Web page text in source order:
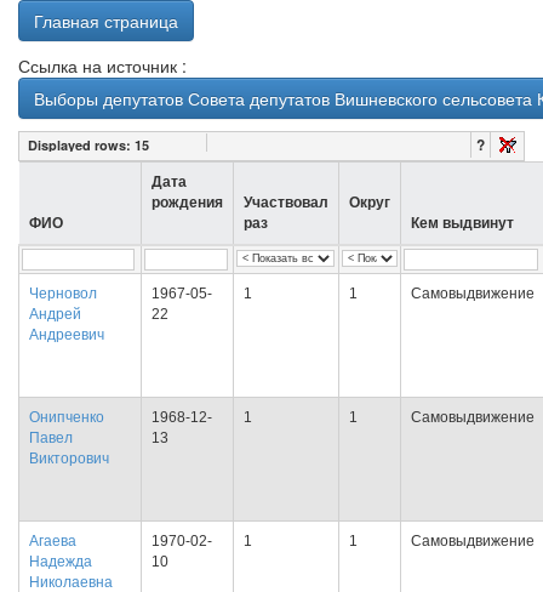
Главная страница
Ссылка на источник :
Выборы депутатов Совета депутатов Вишневского
Displayed rows: 15 ?
ФИО
Дата
рождения
Участвовал
раз
Округ
Кем выдвинут
Черновол
Андрей
Андреевич
1967-05-
22
1 1 Самовыдвижение
Онипченко
Павел
Викторович
1968-12-
13
1 1 Самовыдвижение
Агаева
Надежда
Николаевна
1970-02-
10
1 1 Самовыдвижение